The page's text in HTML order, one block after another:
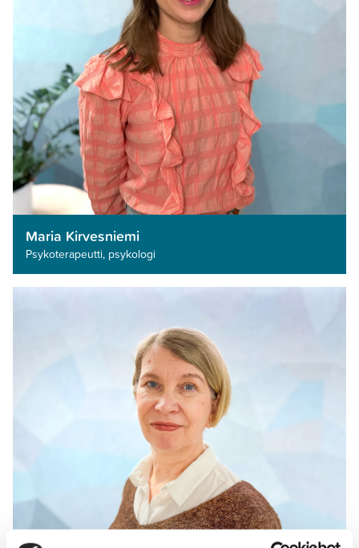
Maria Kirvesniemi
Psykoterapeutti, psykologi